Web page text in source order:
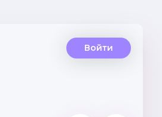
Войти